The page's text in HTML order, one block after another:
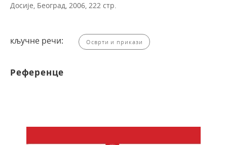
Досије, Београд, 2006, 222 стр.
кључне речи: Осврти и прикази
Референце